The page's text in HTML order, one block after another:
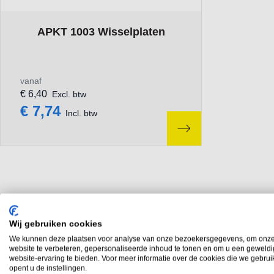
APKT 1003 Wisselplaten
vanaf
€ 7,74 Incl. btw
€ 6,40 Excl. btw
Wij gebruiken cookies
We kunnen deze plaatsen voor analyse van onze bezoekersgegevens, om onze
website te verbeteren, gepersonaliseerde inhoud te tonen en om u een
website-ervaring te bieden. Voor meer informatie over de cookies die we
opent u de instellingen.